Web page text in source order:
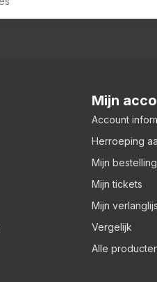
Mijn
Account
Herroeping
Mijn
Mijn tickets
Mijn
Vergelijk
Alle